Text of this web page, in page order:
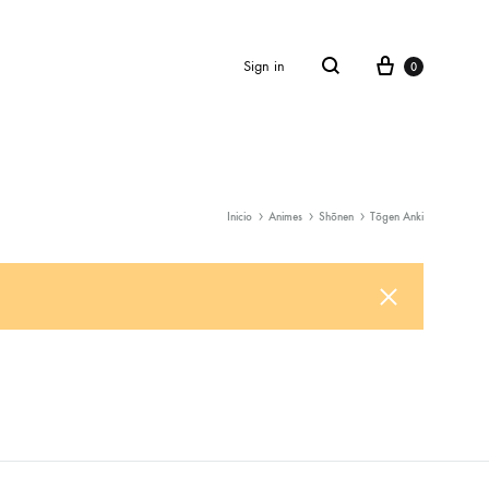
Sign in
Search
Cart
0
Inicio Animes Shōnen Tōgen Anki